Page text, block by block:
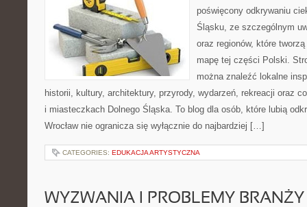
poświęcony odkrywaniu
Śląsku, ze szczególnym
oraz regionów, które
mapę tej części Polski.
można znaleźć lokalne
historii, kultury, architektury, przyrody, wydarzeń, rekreacji oraz
i miasteczkach Dolnego Śląska. To blog dla osób, które lubią
Wrocław nie ogranicza się wyłącznie do najbardziej […]
CATEGORIES: EDUKACJA ARTYSTYCZNA
WYZWANIA I PROBLEMY BRANŻY